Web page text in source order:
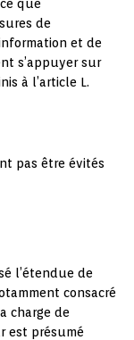
que
de
et de
s’appuyer sur
à l’article L.
pas être évités
l’étendue de
consacré
charge de
est présumé